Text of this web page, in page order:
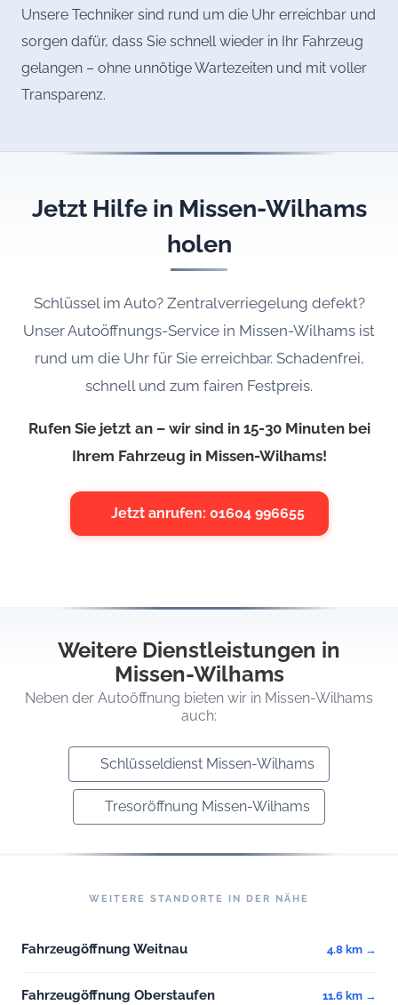
Unsere Techniker sind rund um die Uhr erreichbar und
sorgen dafür, dass Sie schnell wieder in Ihr Fahrzeug
gelangen – ohne unnötige Wartezeiten und mit voller
Transparenz.
Jetzt Hilfe in Missen-Wilhams
holen
Schlüssel im Auto? Zentralverriegelung defekt?
Unser Autoöffnungs-Service in Missen-Wilhams ist
rund um die Uhr für Sie erreichbar. Schadenfrei,
schnell und zum fairen Festpreis.
Rufen Sie jetzt an – wir sind in 15-30 Minuten bei
Ihrem Fahrzeug in Missen-Wilhams!
Jetzt anrufen: 01604 996655
Weitere Dienstleistungen in
Missen-Wilhams
Neben der Autoöffnung bieten wir in Missen-Wilhams
auch:
Schlüsseldienst Missen-Wilhams
Tresoröffnung Missen-Wilhams
WEITERE STANDORTE IN DER NÄHE
Fahrzeugöffnung Weitnau 4.8 km →
Fahrzeugöffnung Oberstaufen 11.6 km →